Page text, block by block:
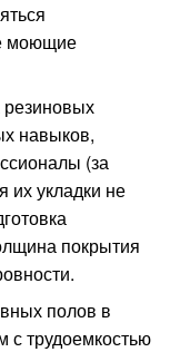
моющие
резиновых
навыков,
(за
их укладки не
покрытия
полов в
с трудоемкостью